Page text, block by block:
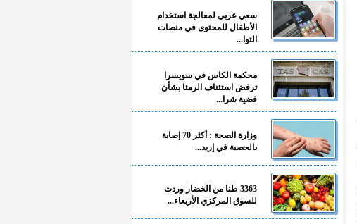
سعي عربي لمعالجة استخدام
الأطفال للمحتوى في منصات
التوا...
محكمة الكاس في سويسرا
ترفض استئناف الرمثا بشأن
قضية شرا...
وزارة الصحة : أكثر 70 إصابة
بالحصبة في إربد...
3363 طنا من الخضار وردت
للسوق المركزي الأربعاء...